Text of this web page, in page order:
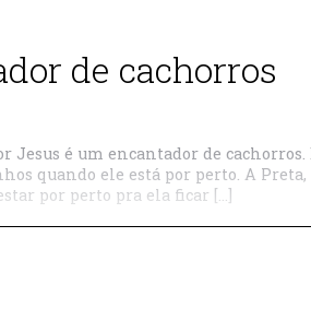
de cachorros
Jesus é um encantador de
quando ele está por perto. A
por perto pra ela ficar […]